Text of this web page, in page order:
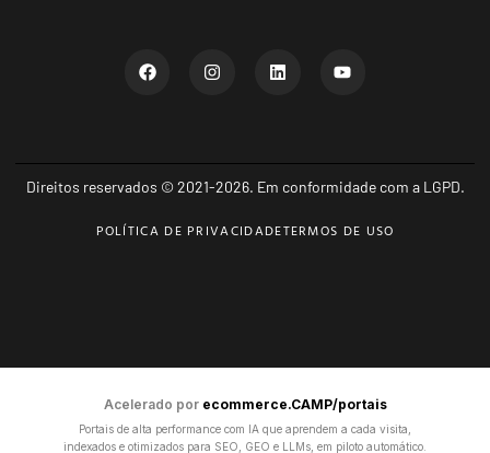
Direitos reservados © 2021-2026. Em conformidade com a LGPD.
POLÍTICA DE PRIVACIDADETERMOS DE USO
Acelerado por ecommerce.CAMP/portais
Portais de alta performance com IA que aprendem a cada visita,
indexados e otimizados para SEO, GEO e LLMs, em piloto automático.